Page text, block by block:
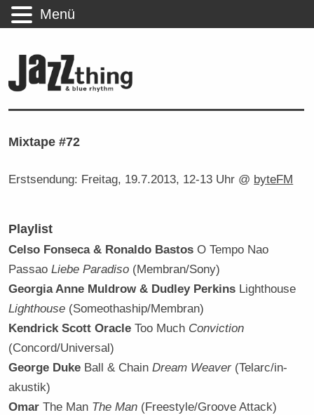
Mixtape #72
Erstsendung: Freitag, 19.7.2013, 12-13 Uhr @ byteFM
Playlist
Celso Fonseca & Ronaldo BastosO Tempo Nao
PassaoLiebe Paradiso (Membran/Sony)
Georgia Anne Muldrow & Dudley Perkins Lighthouse
Lighthouse (Someothaship/Membran)
Kendrick Scott Oracle Too Much Conviction
(Concord/Universal)
George Duke Ball & ChainDream Weaver (Telarc/in-
akustik)
OmarThe Man The Man (Freestyle/Groove Attack)
Menü